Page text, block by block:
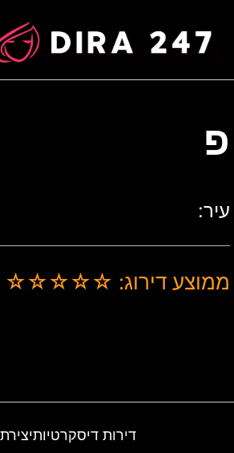
פ
עיר:
ממוצע דירוג: ☆☆☆☆☆
דירות דיסקרטיות